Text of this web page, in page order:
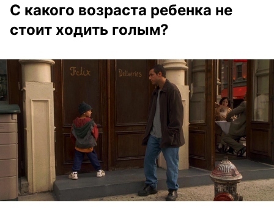
С какого возраста ребенка не
стоит ходить голым?